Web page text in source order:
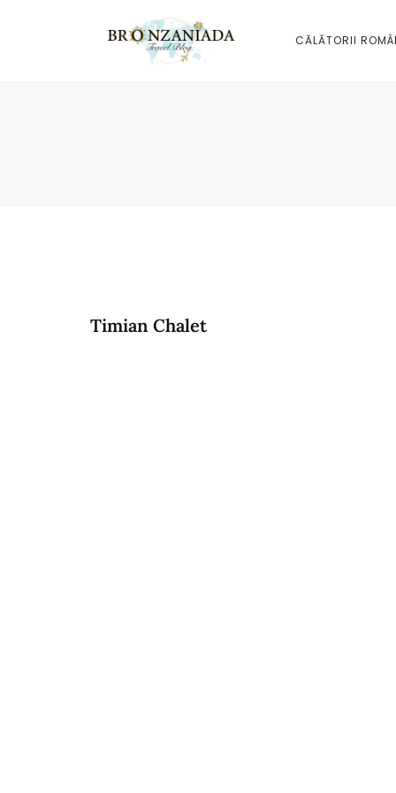
CĂLĂTORII
Timian Chalet